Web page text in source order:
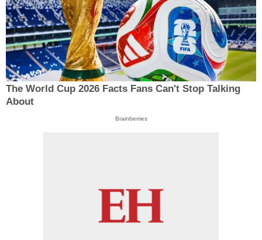
The World Cup 2026 Facts Fans Can't Stop Talking
About
Brainberries